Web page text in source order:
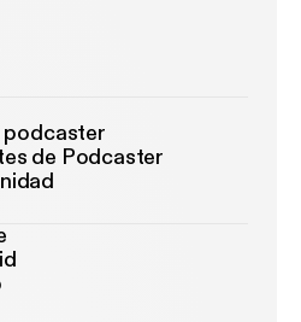
podcaster
de Podcaster